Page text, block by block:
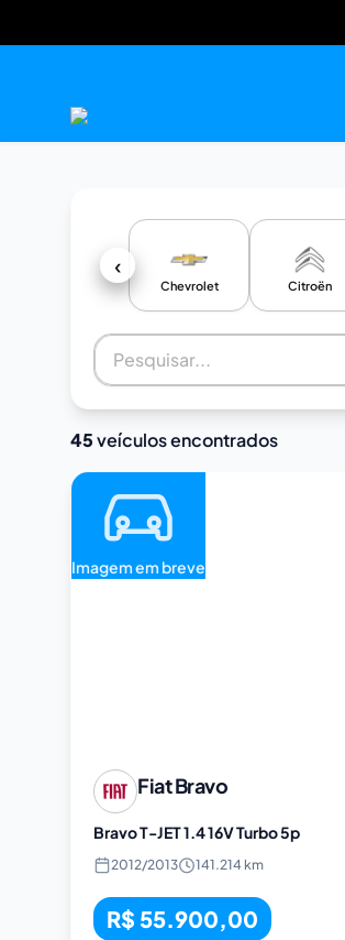
‹
Chevrolet Citroën
45veículos encontrados
Imagem em breve
FiatBravo
Bravo T-JET 1.4 16V Turbo 5p
2012/2013 141.214 km
R$ 55.900,00